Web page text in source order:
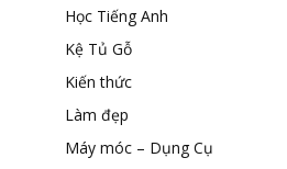
Học Tiếng Anh
Kệ Tủ Gỗ
Kiến thức
Làm đẹp
Máy móc – Dụng Cụ